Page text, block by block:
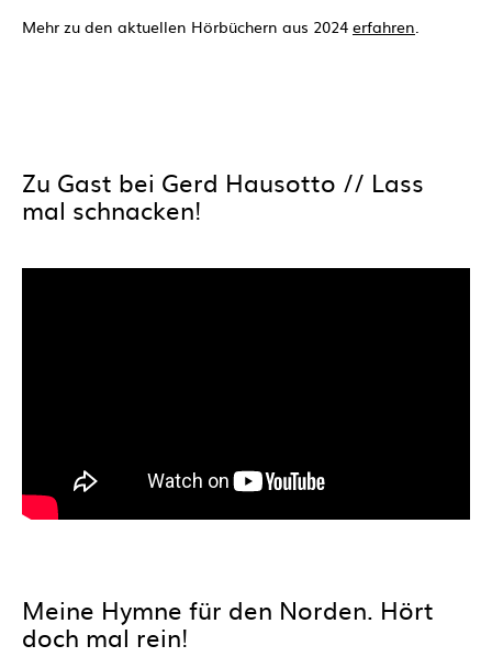
Mehr zu den aktuellen Hörbüchern aus 2024 erfahren
Zu Gast bei Gerd Hausotto // Lass
mal schnacken!
Meine Hymne für den Norden. Hört
doch mal rein!